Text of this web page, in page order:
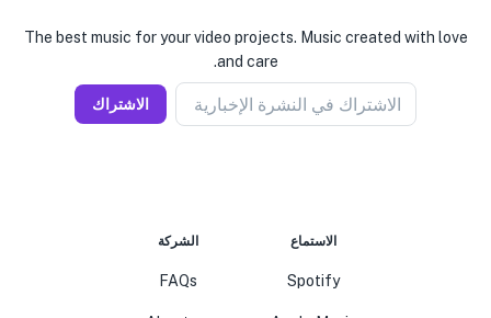
The best music for your video projects. Music created with love
and care.
الاشتراك في النشرة الإخبارية الاشتراك
الاستماع
Spotify
الشركة
FAQs